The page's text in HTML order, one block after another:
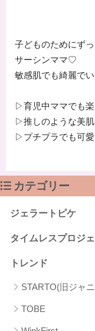
子どものためにず
サーシンママ♡
敏感肌でも綺麗で
▷育児中ママでも
▷推しのような美
▷プチプラでも可
カテゴリー
ジェラートピケ
タイムレスプロジ
トレンド
STARTO(旧ジャ
TOBE